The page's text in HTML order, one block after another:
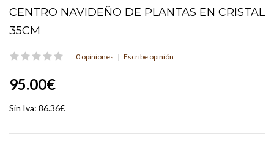
CENTRO NAVIDEÑO DE PLANTAS EN CRISTAL
35CM
0 opiniones | Escribe opinión
95.00€
Sin Iva: 86.36€